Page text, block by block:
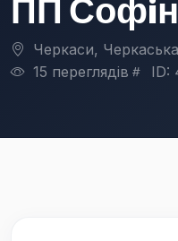
ПП
Черкаси,
15 переглядів
ID: